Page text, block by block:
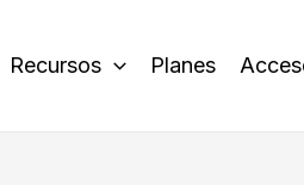
Recursos Planes